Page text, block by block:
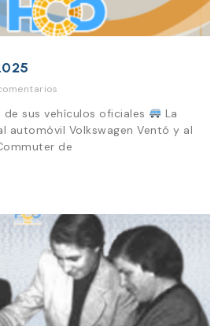
de sus vehículos oficiales
La
automóvil Volkswagen Ventó y al
de